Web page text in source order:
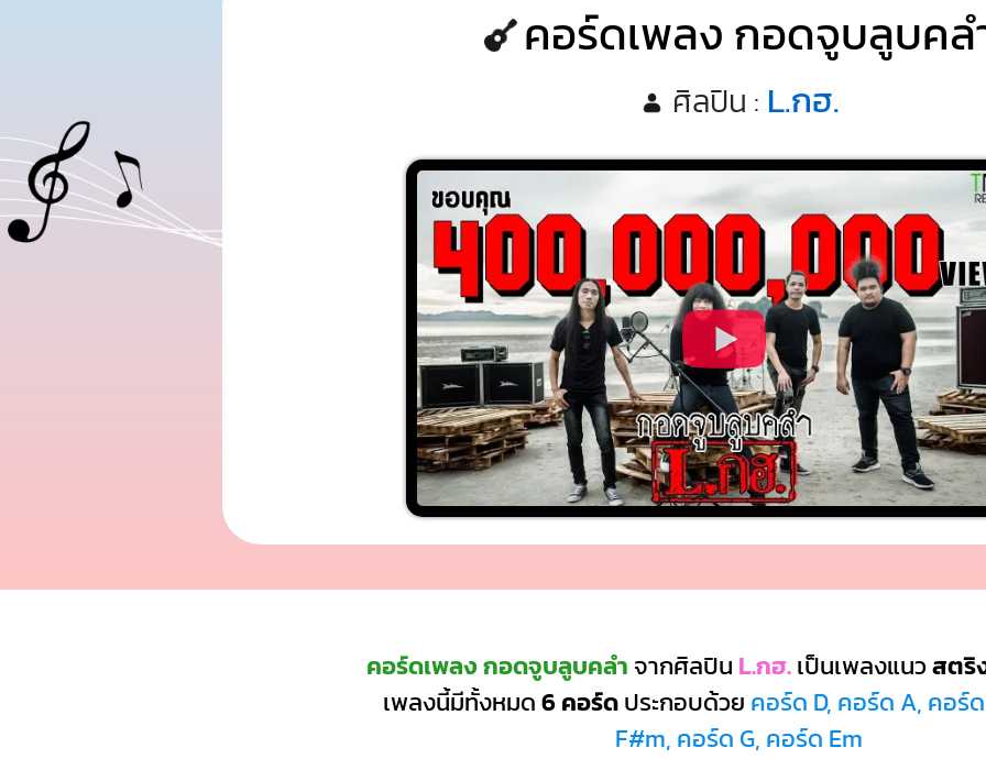
คอร์ดเพลง กอดจูบลูบคล
ศิลปิน : L.กฮ.
คอร์ดเพลง กอดจูบลูบคลำ จากศิลปิน L.กฮ.เป็นเพลงแนวสตริ
เพลงนี้มีทั้งหมด6 คอร์ดประกอบด้วย คอร์ด D, คอร์ด A, คอร์
F#m, คอร์ด G, คอร์ด Em